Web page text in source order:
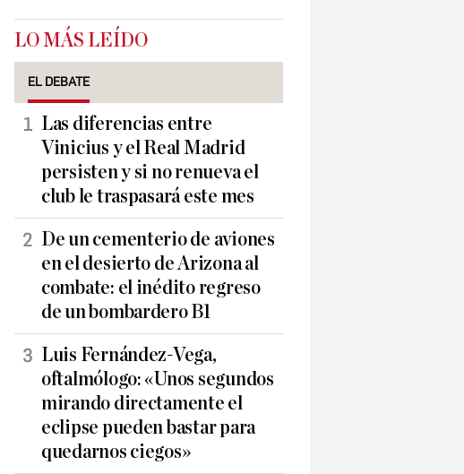
LO MÁS LEÍDO
EL DEBATE
Las diferencias entre
Vinicius y el Real Madrid
persisten y si no renueva el
club le traspasará este mes
De un cementerio de aviones
en el desierto de Arizona al
combate: el inédito regreso
de un bombardero B1
Luis Fernández-Vega,
oftalmólogo: «Unos segundos
mirando directamente el
eclipse pueden bastar para
quedarnos ciegos»